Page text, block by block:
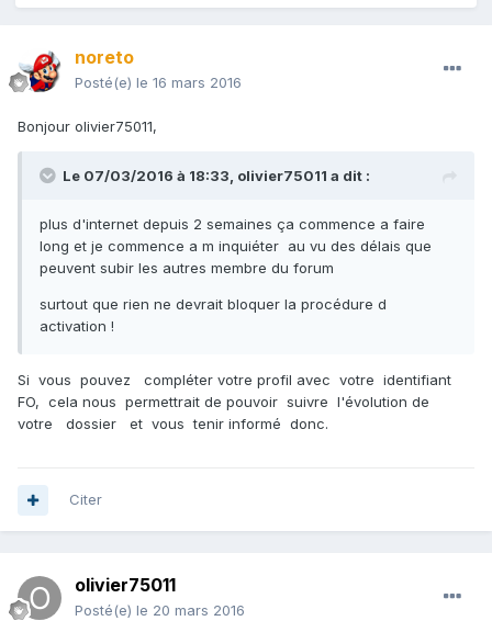
noreto
Posté(e) le 16 mars 2016
Bonjour olivier75011,
Le 07/03/2016 à 18:33, olivier75011 a dit :
plus d'internet depuis 2 semaines ça commence a faire
long et je commence a m inquiéter au vu des délais que
peuvent subir les autres membre du forum
surtout que rien ne devrait bloquer la procédure d
activation !
Si vous pouvez compléter votre profil avec votre identifiant
FO, cela nous permettrait de pouvoir suivre l'évolution de
votre dossier et vous tenir informé donc.
Citer
olivier75011
Posté(e) le 20 mars 2016